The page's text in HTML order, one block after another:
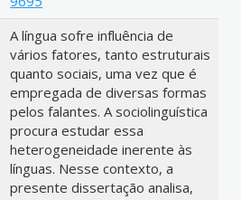
A língua sofre influência de
vários fatores, tanto estruturais
quanto sociais, uma vez que é
empregada de diversas formas
pelos falantes. A sociolinguística
procura estudar essa
heterogeneidade inerente às
línguas. Nesse contexto, a
presente dissertação analisa,